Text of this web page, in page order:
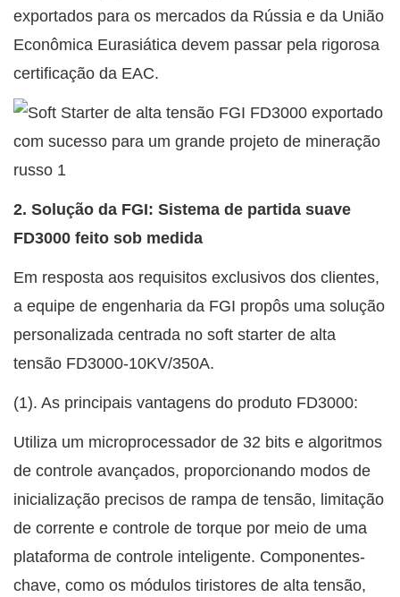
exportados para os mercados da Rússia e da União
Econômica Eurasiática devem passar pela rigorosa
certificação da EAC.
2. Solução da FGI: Sistema de partida suave
FD3000 feito sob medida
Em resposta aos requisitos exclusivos dos clientes,
a equipe de engenharia da FGI propôs uma solução
personalizada centrada no soft starter de alta
tensão FD3000-10KV/350A.
(1). As principais vantagens do produto FD3000:
Utiliza um microprocessador de 32 bits e algoritmos
de controle avançados, proporcionando modos de
inicialização precisos de rampa de tensão, limitação
de corrente e controle de torque por meio de uma
plataforma de controle inteligente. Componentes-
chave, como os módulos tiristores de alta tensão,